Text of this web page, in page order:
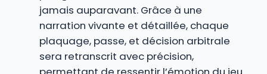
jamais auparavant. Grâce à une
narration vivante et détaillée, chaque
plaquage, passe, et décision arbitrale
sera retranscrit avec précision,